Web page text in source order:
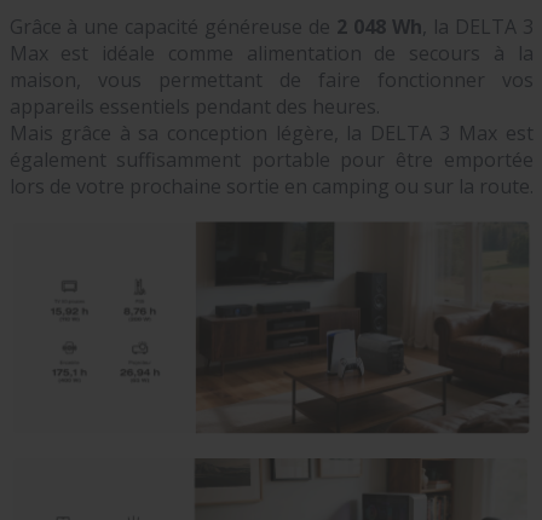
Grâce à une capacité généreuse de 2 048 Wh , la DELTA 3
Max est idéale comme alimentation de secours à la
maison, vous permettant de faire fonctionner vos
appareils essentiels pendant des heures.
Mais grâce à sa conception légère, la DELTA 3 Max est
également suffisamment portable pour être emportée
lors de votre prochaine sortie en camping ou sur la route.